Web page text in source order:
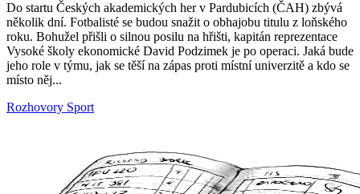
Do startu Českých akademických her v Pardubicích (ČAH) zbývá
několik dní. Fotbalisté se budou snažit o obhajobu titulu z loňského
roku. Bohužel přišli o silnou posilu na hřišti, kapitán reprezentace
Vysoké školy ekonomické David Podzimek je po operaci. Jaká bude
jeho role v týmu, jak se těší na zápas proti místní univerzitě a kdo se
místo něj...
Rozhovory Sport